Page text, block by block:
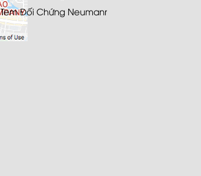
Tem Đối Chứng Neumann